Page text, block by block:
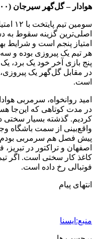
هوادار – گل‌گهر سیرجان (۱۶:۰۰)
امتیاز پنجم است و شرایط
هر تیم یک پیروزی بوده و
پنج بازی آخر خود یک برد،
در مقابل گل‌گهر یک
است.
امید روانخواه، سرمربی
در مدت کوتاهی که این‌جا
کردیم. گذشته بسیار سختی
واقع‌بینی از سمت باشگاه
پیش فصل هم سرمربی بودم،
اصفهان و تراکتور در
کاغذ کار سختی است. اگر
فوتبالی رخ داده است.
انتهای پیام
منبع:ایسنا